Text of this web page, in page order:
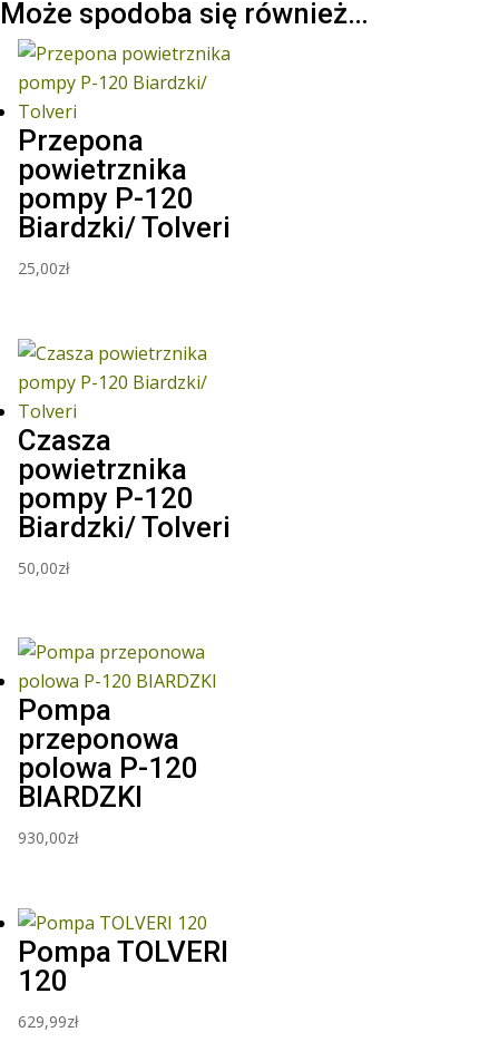
Może spodoba się również…
Przepona
powietrznika
pompy P-120
Biardzki/ Tolveri
25,00zł
Czasza
powietrznika
pompy P-120
Biardzki/ Tolveri
50,00zł
Pompa
przeponowa
polowa P-120
BIARDZKI
930,00zł
Pompa TOLVERI
120
629,99zł